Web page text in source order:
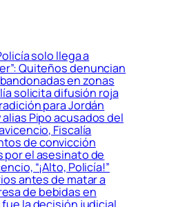
solo llega a
Quiteños denuncian
en zonas
solicita difusión roja
para Jordán
Pipo acusados del
Fiscalía
de convicción
por el asesinato de
“¡Alto, Policía!”
antes de matar a
de bebidas en